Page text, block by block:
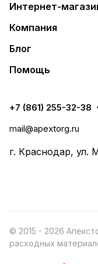
Интернет-
Компания
Блог
Помощь
+7 (861) 255-32-38
mail@apextorg.ru
г. Краснодар, ул.
© 2015 - 2026
расходных